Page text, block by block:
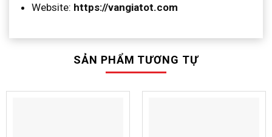
Website: https://vangiatot.com
SẢN PHẨM TƯƠNG TỰ